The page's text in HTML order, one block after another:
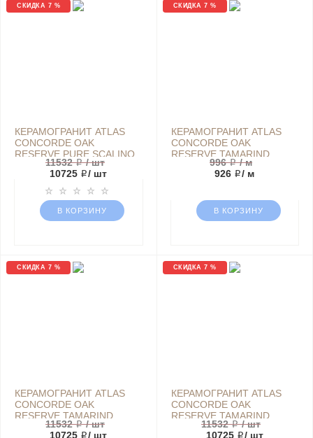
СКИДКА 7 %
КЕРАМОГРАНИТ ATLAS
CONCORDE OAK
RESERVE PURE SCALINO
ANGOLARE SX 33Х120
ДЕРЕВО КОРИЧНЕВЫЙ
МАТОВЫЙ
11532 ₽/ шт
10725 ₽/ шт
В КОРЗИНУ
СКИДКА 7 %
КЕРАМОГРАНИТ ATLAS
CONCORDE OAK
RESERVE TAMARIND
BATTISCOPA 7,2Х60
ДЕРЕВО БЕЖЕВЫЙ
996 ₽/ м
926 ₽/ м
В КОРЗИНУ
СКИДКА 7 %
КЕРАМОГРАНИТ ATLAS
CONCORDE OAK
RESERVE TAMARIND
SCALINO ANGOLARE DX
11532 ₽/ шт
10725 ₽/ шт
СКИДКА 7 %
КЕРАМОГРАНИТ ATLAS
CONCORDE OAK
RESERVE TAMARIND
SCALINO ANGOLARE SX
11532 ₽/ шт
10725 ₽/ шт